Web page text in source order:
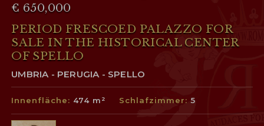
€ 650,000
PERIOD FRESCOED PALAZZO FOR
SALE IN THE HISTORICAL CENTER
OF SPELLO
UMBRIA - PERUGIA - SPELLO
Innenfläche: 474 m² Schlafzimmer:5